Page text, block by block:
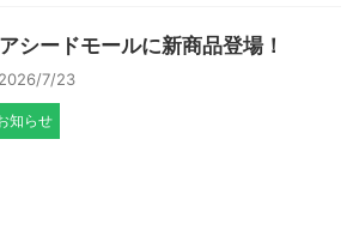
シードモールに新商品登場！
2026/7/23
知らせ